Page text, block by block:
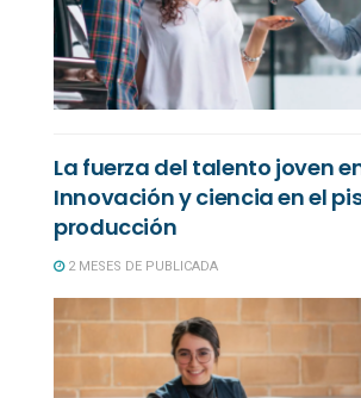
La fuerza del talento joven
Innovación y ciencia en el
producción
2 MESES DE PUBLICADA